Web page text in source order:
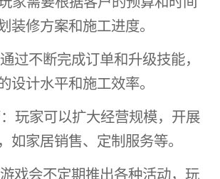
装修方案和施工进度。
过不断完成订单和升级技能，
设计水平和施工效率。
玩家可以扩大经营规模，开展
如家居销售、定制服务等。
戏会不定期推出各种活动，玩